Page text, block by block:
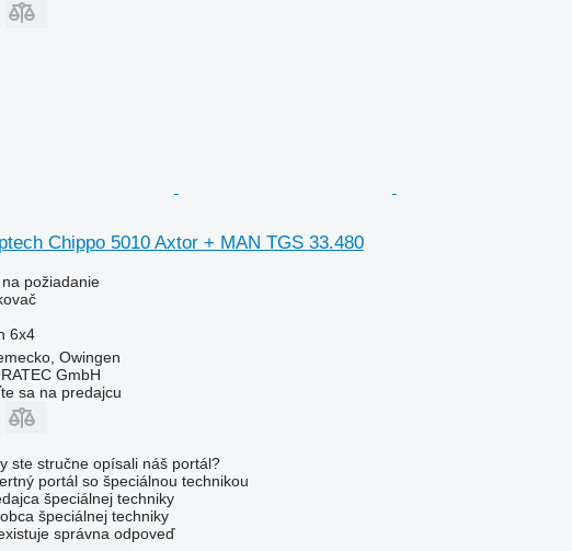
Chippo 5010 Axtor + MAN TGS 33.480
požiadanie
6x4
Owingen
GmbH
sa na predajcu
ste stručne opísali náš portál?
portál so špeciálnou technikou
špeciálnej techniky
špeciálnej techniky
správna odpoveď